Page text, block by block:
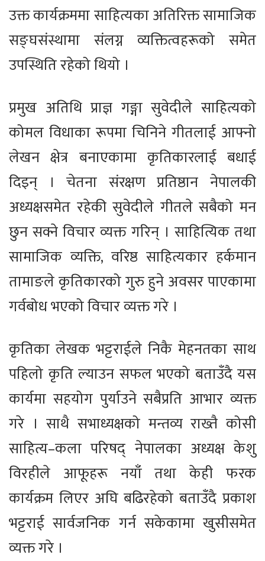
उक्त कार्यक्रममा साहित्यका अतिरिक्त सामाजिक
सङ्घसंस्थामा संलग्न व्यक्तित्वहरूको समेत
उपस्थिति रहेको थियो ।
प्रमुख अतिथि प्राज्ञ गङ्गा सुवेदीले साहित्यको
कोमल विधाका रूपमा चिनिने गीतलाई आफ्नो
लेखन क्षेत्र बनाएकामा कृतिकारलाई बधाई
दिइन् । चेतना संरक्षण प्रतिष्ठान नेपालकी
अध्यक्षसमेत रहेकी सुवेदीले गीतले सबैको मन
छुन सक्ने विचार व्यक्त गरिन् । साहित्यिक तथा
सामाजिक व्यक्ति, वरिष्ठ साहित्यकार हर्कमान
तामाङले कृतिकारको गुरु हुने अवसर पाएकामा
गर्वबोध भएको विचार व्यक्त गरे ।
कृतिका लेखक भट्टराईले निकै मेहनतका साथ
पहिलो कृति ल्याउन सफल भएको बताउँदै यस
कार्यमा सहयोग पुर्याउने सबैप्रति आभार व्यक्त
गरे । साथै सभाध्यक्षको मन्तव्य राख्तै कोसी
साहित्य–कला परिषद् नेपालका अध्यक्ष केशु
विरहीले आफूहरू नयाँ तथा केही फरक
कार्यक्रम लिएर अघि बढिरहेको बताउँदै प्रकाश
भट्टराई सार्वजनिक गर्न सकेकामा खुसीसमेत
व्यक्त गरे ।